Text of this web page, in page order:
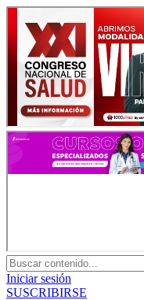
Iniciar sesión
SUSCRIBIRSE